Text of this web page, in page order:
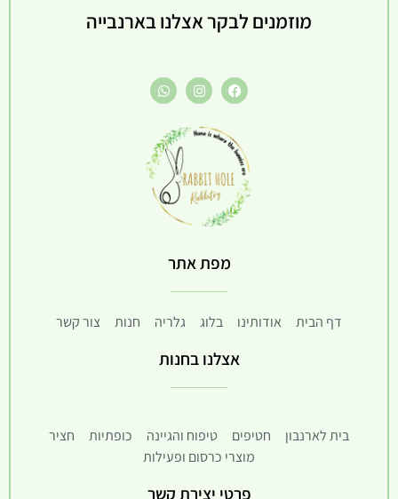
39.00 ₪
מוזמנים לבקר אצלנו בארנבייה
מפת אתר
דף הבית אודותינו בלוג גלריה חנות צור קשר
אצלנו בחנות
בית לארנבון חטיפים טיפוח והגיינה כופתיות
חציר
מוצרי כרסום ופעילות
פרטי יצירת קשר